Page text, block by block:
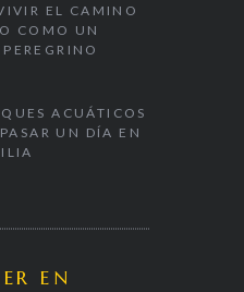
EL CAMINO
COMO UN
ACUÁTICOS
UN DÍA EN
EN